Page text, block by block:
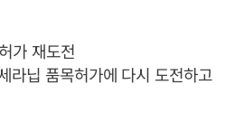
가 재도전
라닙 품목허가에 다시 도전하고